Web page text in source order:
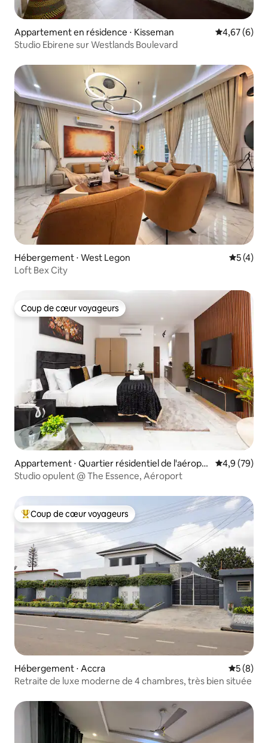
Appartement en résidence ⋅ Kisseman Évaluation
4,67 (6)
Studio Ebirene sur Westlands Boulevard
Hébergement ⋅ West Legon
5 (4)
Loft Bex City
Coup de cœur voyageurs
Coup de cœur voyageurs
Appartement ⋅ Quartier résidentiel de l'aéropor
t
Évaluation
4,9 (79)
Studio opulent @ The Essence, Aéroport
Coups de cœur voyageurs les plus appréciés
Coup de cœur voyageurs
Hébergement ⋅ Accra
5 (8)
Retraite de luxe moderne de 4 chambres, très bien située